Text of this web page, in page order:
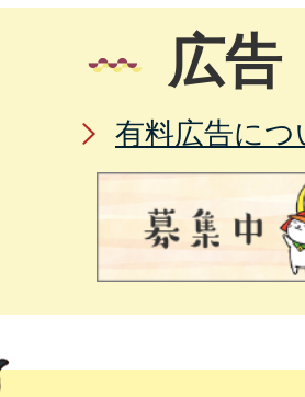
広告
有料広告につ